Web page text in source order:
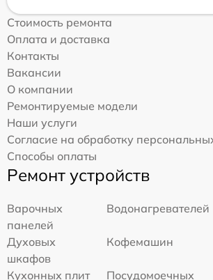
Стоимость ремонта
Оплата и доставка
Контакты
Вакансии
О компании
Ремонтируемые модели
Наши услуги
Согласие на обработку
Способы оплаты
Ремонт устройств
Варочных
панелей
Водонагревателей
Духовых
шкафов
Кофемашин
Кухонных плит
Посудомоечных